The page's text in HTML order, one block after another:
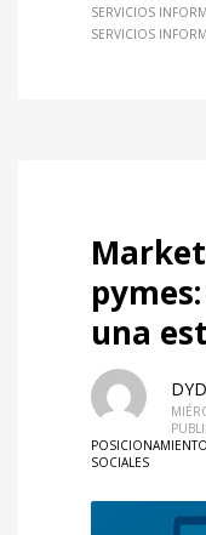
SERVICIOS
SERVICIOS
una
SOCIALES